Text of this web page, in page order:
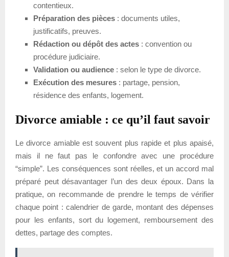
contentieux.
Préparation des pièces : documents utiles,
justificatifs, preuves.
Rédaction ou dépôt des actes : convention ou
procédure judiciaire.
Validation ou audience : selon le type de divorce.
Exécution des mesures : partage, pension,
résidence des enfants, logement.
Divorce amiable : ce qu’il faut savoir
Le divorce amiable est souvent plus rapide et plus apaisé,
mais il ne faut pas le confondre avec une procédure
“simple”. Les conséquences sont réelles, et un accord mal
préparé peut désavantager l’un des deux époux. Dans la
pratique, on recommande de prendre le temps de vérifier
chaque point : calendrier de garde, montant des dépenses
pour les enfants, sort du logement, remboursement des
dettes, partage des comptes.